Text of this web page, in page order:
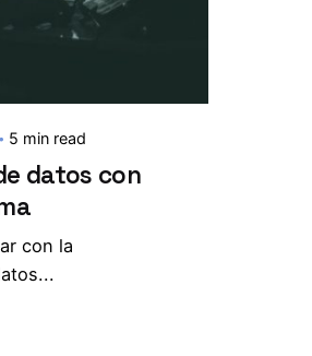
5 min read
datos con
con la